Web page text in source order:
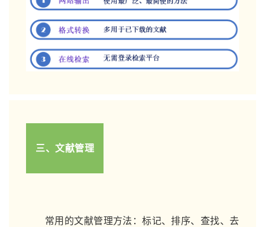
三、文献管理
常用的文献管理方法：标记、排序、查找、去